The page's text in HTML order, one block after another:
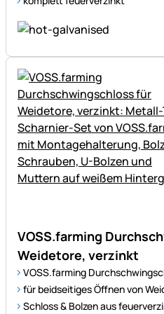
VOSS.farming
Weidetore, verzinkt
VOSS.farming
für beidseitiges Öffnen von
Schloss & Bolzen aus